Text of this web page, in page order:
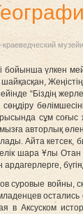
краеведческий
бойынша үлкен
“Біздің
сұм
авторлық өлең
Айта
шара Ұлы
суровые войны,
в Аксуском